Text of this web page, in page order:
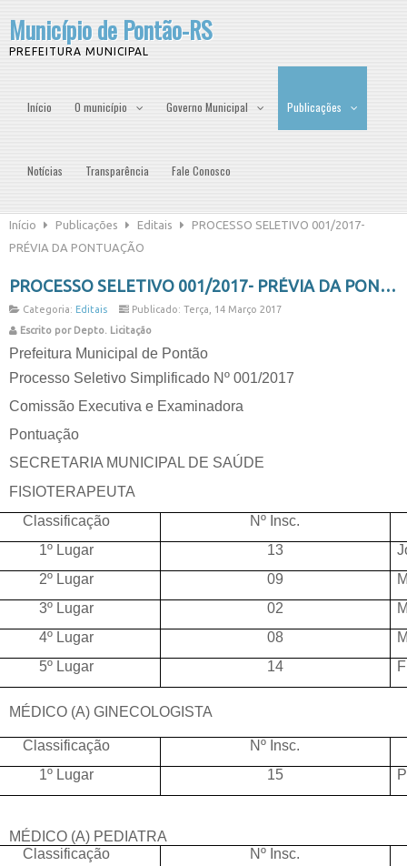
Município de Pontão-RS
PREFEITURA MUNICIPAL
Início O município Governo Municipal Publicações
Notícias Transparência Fale Conosco
Início Publicações Editais
PROCESSO SELETIVO 001/2017-
PRÉVIA DA PONTUAÇÃO
PROCESSO SELETIVO 001/2017- PRÉVIA DA PONTUAÇÃO
Categoria: Editais
Publicado: Terça, 14 Março 2017
Escrito por Depto. Licitação
Prefeitura Municipal de Pontão
Processo Seletivo Simplificado Nº 001/2017
Comissão Executiva e Examinadora
Pontuação
SECRETARIA MUNICIPAL DE SAÚDE
FISIOTERAPEUTA
Classificação
Nº Insc.
1º Lugar
13
2º Lugar
09
3º Lugar
02
4º Lugar
08
5º Lugar
14
MÉDICO (A) GINECOLOGISTA
Classificação
Nº Insc.
1º Lugar
15
MÉDICO (A) PEDIATRA
Classificação
Nº Insc.